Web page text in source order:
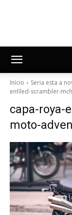
Início Seria esta a
enfiled-scrambler-
capa-roya-
moto-